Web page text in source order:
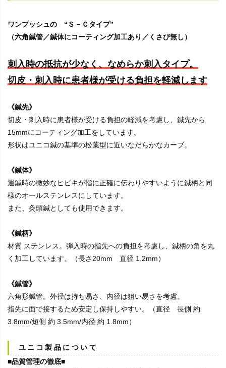
ワンプッシュの “Ｓ－Ｃタイプ”
（六角鍼管／鍼体にコーティング加工あり／くさび無し）
刺入時の抵抗が少なく、なめらか刺入タイプ。
切皮・刺入時に患者様が受ける負担を軽減します
《鍼先》
切皮・刺入時に患者様が受ける負担の軽減を考慮し、鍼先から
15mmにコーティング加工をしています。
形状はユニコ鍼の基準の松葉型に近いなだらかなカーブ。
《鍼体》
運鍼時の微妙なヒビキが指に正確に伝わりやすいように鍼柄と同
様のオールステンレスにしています。
また、灸頭鍼としても使用できます。
《鍼柄》
材質 ステンレス。弾入時の指先への負担を考慮し、鍼柄の角を丸
く加工しています。（長さ20mm 直径 1.2mm）
《鍼管》
六角形鍼管。外径は持ち易さ、内径は狙い易さを考慮。
指先に面で接するため安定し保持しやすい。（直径 長側 約
3.8mm/短側 約 3.5mm/内径 約 1.8mm）
ユニコ製品について
■品質管理の徹底■